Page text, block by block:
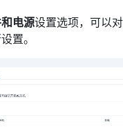
电源设置选项，可以
置。